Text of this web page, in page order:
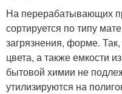
На перерабатывающих
сортируется по типу
загрязнения, форме.
цвета, а также емкости
бытовой химии не
утилизируются на